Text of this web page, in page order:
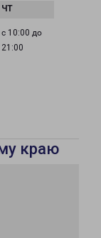
с 10:00 до
21:00
краю